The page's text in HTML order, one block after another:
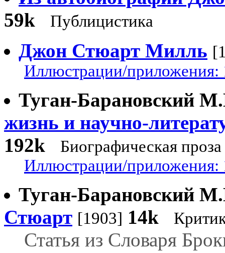
59k
Публицистика
Джон Стюарт Милль
Иллюстрации/приложения:
Туган-Барановский
жизнь и научно-
192k
Биографическая проза
Иллюстрации/приложения:
Туган-Барановский
Стюарт [1903] 14k
Статья из Словаря